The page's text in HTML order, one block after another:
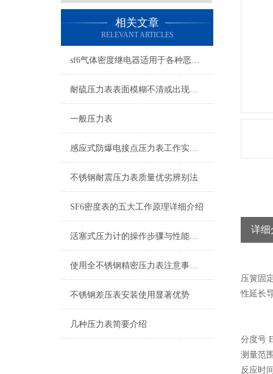
相关文章
RELEVANT ARTICLES
sf6气体密度继电器适用于各种恶劣环境和气候条件
耐硫压力表表面模糊不清或出现水珠可以这样子处理
一般压力表
感应式防爆电接点压力表工作实现的控制目的
不锈钢耐震压力表质量优劣辨别法
SF6密度表的五大工作原理详细介绍
活塞式压力计的操作步骤与性能特点
使用全不锈钢精密压力表注意事项少不了
不锈钢差压表安装使用显著优势
几种压力表简要介绍
详细
压簧固
性延长
分度号
测量范
反应时